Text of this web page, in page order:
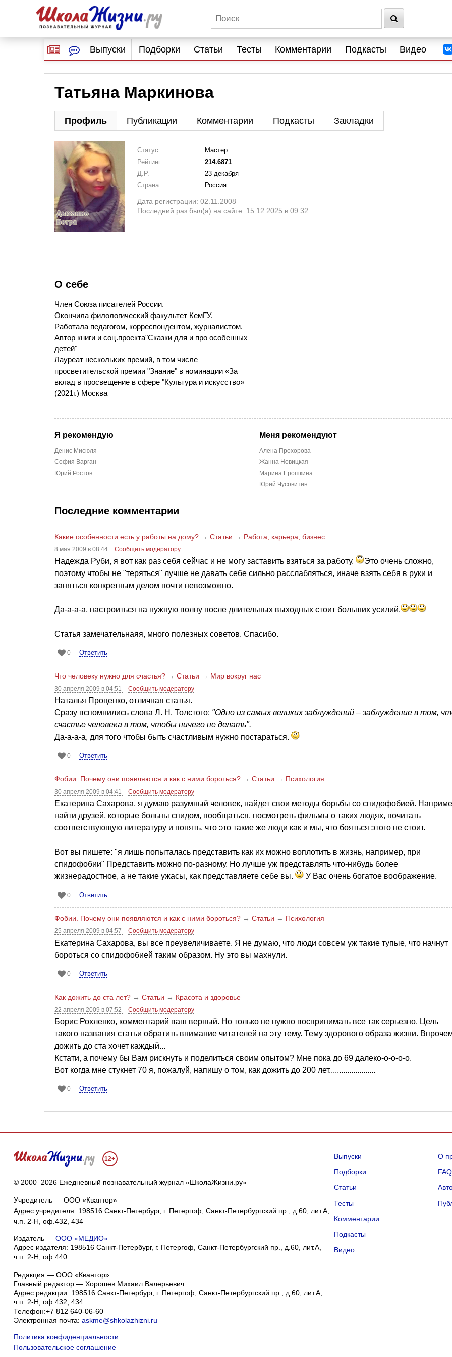
Выпуски Подборки Статьи Тесты Комментарии Подкасты Видео
Татьяна Маркинова
Профиль Публикации Комментарии Подкасты Закладки
Статус
Мастер
Рейтинг
214.6871
Д.Р.
23 декабря
Страна
Россия
Дата регистрации: 02.11.2008
Последний раз был(а) на сайте: 15.12.2025 в 09:32
О себе
Член Союза писателей России.
Окончила филологический факультет КемГУ.
Работала педагогом, корреспондентом, журналистом.
Автор книги и соц.проекта"Сказки для и про особенных
детей"
Лауреат нескольких премий, в том числе
просветительской премии "Знание" в номинации «За
вклад в просвещение в сфере "Культура и искусство»
(2021г.) Москва
Я рекомендую
Денис Мисюля
София Варган
Юрий Ростов
Меня рекомендуют
Алена Прохорова
Жанна Новицкая
Марина Ерошкина
Юрий Чусовитин
Последние комментарии
Какие особенности есть у работы на дому? → Статьи → Работа, карьера, бизнес
8 мая 2009 в 08:44 Сообщить модератору
Надежда Руби, я вот как раз себя сейчас и не могу заставить взяться за работу.
Это очень сложно,
поэтому чтобы не "теряться" лучше не давать себе сильно расслабляться, иначе взять себя в руки и
заняться конкретным делом почти невозможно.
Да-а-а-а, настроиться на нужную волну после длительных выходных стоит больших усилий.
Статья замечательнаяя, много полезных советов. Спасибо.
0 Ответить
Что человеку нужно для счастья? → Статьи → Мир вокруг нас
30 апреля 2009 в 04:51 Сообщить модератору
Наталья Проценко, отличная статья.
Сразу вспомнились слова Л. Н. Толстого: "Одно из самых великих заблуждений – заблуждение в том,
счастье человека в том, чтобы ничего не делать".
Да-а-а-а, для того чтобы быть счастливым нужно постараться.
0 Ответить
Фобии. Почему они появляются и как с ними бороться? → Статьи → Психология
30 апреля 2009 в 04:41 Сообщить модератору
Екатерина Сахарова, я думаю разумный человек, найдет свои методы борьбы со спидофобией.
найти друзей, которые больны спидом, пообщаться, посмотреть фильмы о таких людях, почитать
соответствующую литературу и понять, что это такие же люди как и мы, что бояться этого не стоит.
Вот вы пишете: "я лишь попыталась представить как их можно воплотить в жизнь, например, при
спидофобии" Представить можно по-разному. Но лучше уж представлять что-нибудь более
жизнерадостное, а не такие ужасы, как представляете себе вы.
У Вас очень богатое воображение.
0 Ответить
Фобии. Почему они появляются и как с ними бороться? → Статьи → Психология
25 апреля 2009 в 04:57 Сообщить модератору
Екатерина Сахарова, вы все преувеличиваете. Я не думаю, что люди совсем уж такие тупые, что начнут
бороться со спидофобией таким образом. Ну это вы махнули.
0 Ответить
Как дожить до ста лет? → Статьи → Красота и здоровье
22 апреля 2009 в 07:52 Сообщить модератору
Борис Рохленко, комментарий ваш верный. Но только не нужно воспринимать все так серьезно. Цель
такого названия статьи обратить внимание читателей на эту тему. Тему здорового образа жизни.
дожить до ста хочет каждый...
Кстати, а почему бы Вам рискнуть и поделиться своим опытом? Мне пока до 69 далеко-о-о-о-о.
Вот когда мне стукнет 70 я, пожалуй, напишу о том, как дожить до 200 лет.......................
0 Ответить
12+
© 2000–2026 Ежедневный познавательный журнал «ШколаЖизни.ру»
Учредитель — ООО «Квантор»
Адрес учредителя: 198516 Санкт-Петербург, г. Петергоф, Санкт-Петербургский пр., д.60, лит.А,
ч.п. 2-Н, оф.432, 434
Издатель — ООО «МЕДИО»
Адрес издателя: 198516 Санкт-Петербург, г. Петергоф, Санкт-Петербургский пр., д.60, лит.А,
ч.п. 2-Н, оф.440
Редакция — ООО «Квантор»
Главный редактор — Хорошев Михаил Валерьевич
Адрес редакции: 198516 Санкт-Петербург, г. Петергоф, Санкт-Петербургский пр., д.60, лит.А,
ч.п. 2-Н, оф.432, 434
Телефон:+7 812 640-06-60
Электронная почта: askme@shkolazhizni.ru
Политика конфиденциальности
Пользовательское соглашение
Выпуски
Подборки
Статьи
Тесты
Комментарии
Подкасты
Видео
О
FAQ